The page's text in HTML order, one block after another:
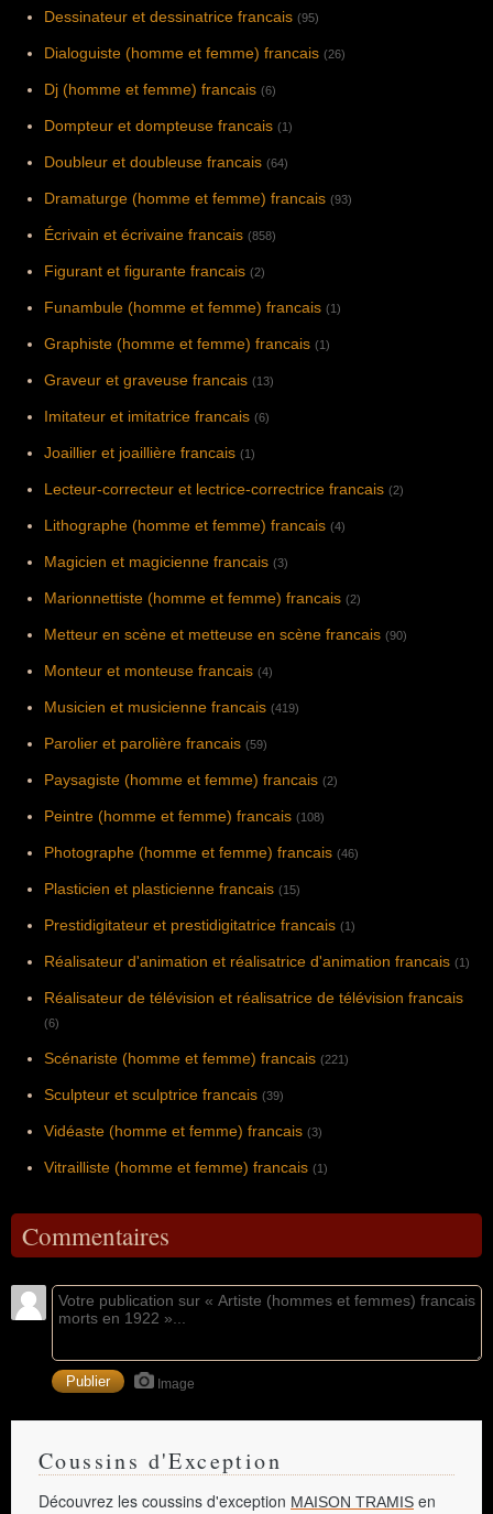
Dessinateur et dessinatrice francais (95)
Dialoguiste (homme et femme) francais (26)
Dj (homme et femme) francais (6)
Dompteur et dompteuse francais (1)
Doubleur et doubleuse francais (64)
Dramaturge (homme et femme) francais (93)
Écrivain et écrivaine francais (858)
Figurant et figurante francais (2)
Funambule (homme et femme) francais (1)
Graphiste (homme et femme) francais (1)
Graveur et graveuse francais (13)
Imitateur et imitatrice francais (6)
Joaillier et joaillière francais (1)
Lecteur-correcteur et lectrice-correctrice francais (2)
Lithographe (homme et femme) francais (4)
Magicien et magicienne francais (3)
Marionnettiste (homme et femme) francais (2)
Metteur en scène et metteuse en scène francais (90)
Monteur et monteuse francais (4)
Musicien et musicienne francais (419)
Parolier et parolière francais (59)
Paysagiste (homme et femme) francais (2)
Peintre (homme et femme) francais (108)
Photographe (homme et femme) francais (46)
Plasticien et plasticienne francais (15)
Prestidigitateur et prestidigitatrice francais (1)
Réalisateur d'animation et réalisatrice d'animation francais (1)
Réalisateur de télévision et réalisatrice de télévision francais
(6)
Scénariste (homme et femme) francais (221)
Sculpteur et sculptrice francais (39)
Vidéaste (homme et femme) francais (3)
Vitrailliste (homme et femme) francais (1)
Commentaires
Image
Coussins d'Exception
Découvrez les coussins d'exception MAISON TRAMIS en